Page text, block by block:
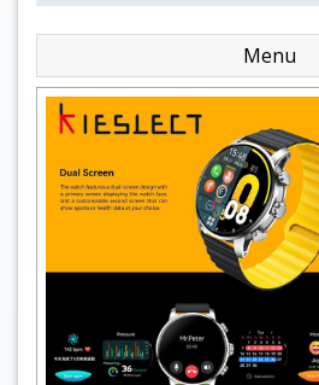
Menu